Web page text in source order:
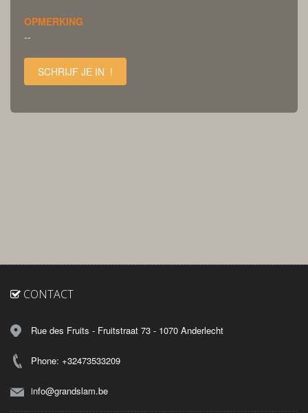
OPMERKING
--
SCHRIJF JE IN !
CONTACT
Rue des Fruits - Fruitstraat 73 - 1070 Anderlecht
Phone: +32473533209
info@grandslam.be